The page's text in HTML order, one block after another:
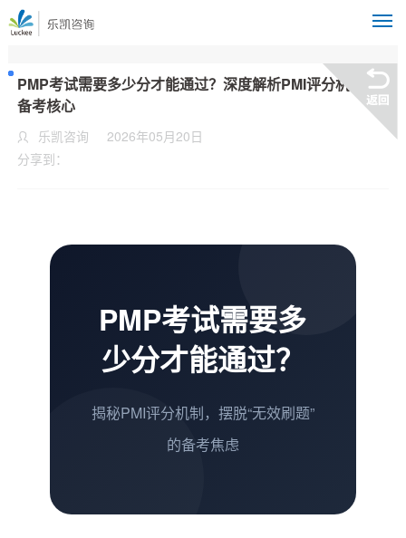
PMP考试需要多少分才能通过？深度解析PMI评分机制与
备考核心
乐凯咨询
2026年05月20日
分享到：
PMP考试需要多
少分才能通过？
揭秘PMI评分机制，摆脱“无效刷题”
的备考焦虑